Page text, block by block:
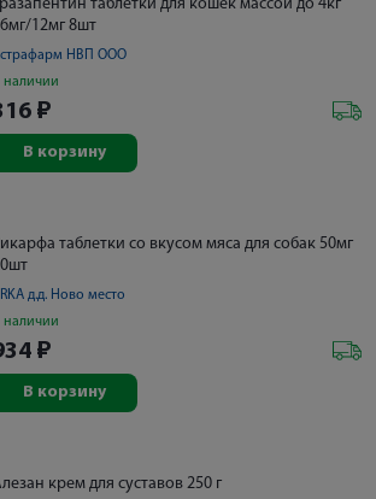
таблетки для кошек массой до 4кг
12мг 8шт
НВП ООО
наличии
₽
В корзину
таблетки со вкусом мяса для собак 50мг
д.д. Ново место
наличии
₽
В корзину
крем для суставов 250 г